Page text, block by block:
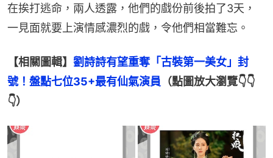
在挨打逃命，兩人透露，他們的戲份前後拍了3天，
一見面就要上演情感濃烈的戲，令他們相當難忘。
【相關圖輯】 劉詩詩有望重奪「古裝第一美女」封
號！盤點七位35+最有仙氣演員 （點圖放大瀏覽👇👇
👇）